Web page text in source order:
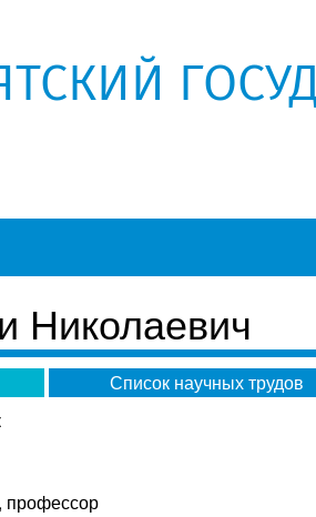
Николаевич
Список научных трудов
профессор